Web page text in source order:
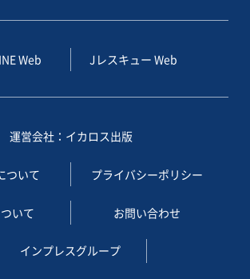
Web Jレスキュー Web
運営会社：イカロス出版
ついて プライバシーポリシー
いて お問い合わせ
インプレスグループ